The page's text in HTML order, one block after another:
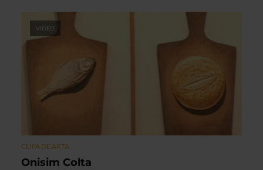
VIDEO
CLIPA DE ARTA
Onisim Colta